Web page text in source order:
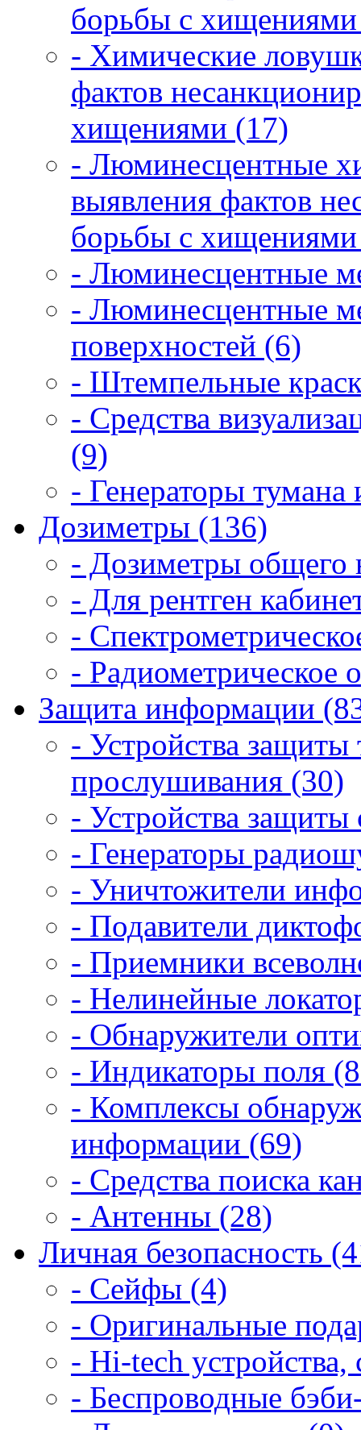
борьбы с
- Химические
фактов
хищениями (17)
- Люминесцентные
выявления фактов
борьбы с
- Люминесцентные
- Люминесцентные
поверхностей (6)
- Штемпельные
- Средства
(9)
- Генераторы
Дозиметры (136)
- Дозиметры общего
- Для рентген
-
- Радиометрическое
Защита информации
- Устройства
прослушивания (30)
- Устройства
- Генераторы
- Уничтожители
- Подавители
- Приемники
- Нелинейные
- Обнаружители
- Индикаторы поля
- Комплексы
информации (69)
- Средства поиска
- Антенны (28)
Личная безопасность
- Сейфы (4)
- Оригинальные
- Hi-tech
- Беспроводные